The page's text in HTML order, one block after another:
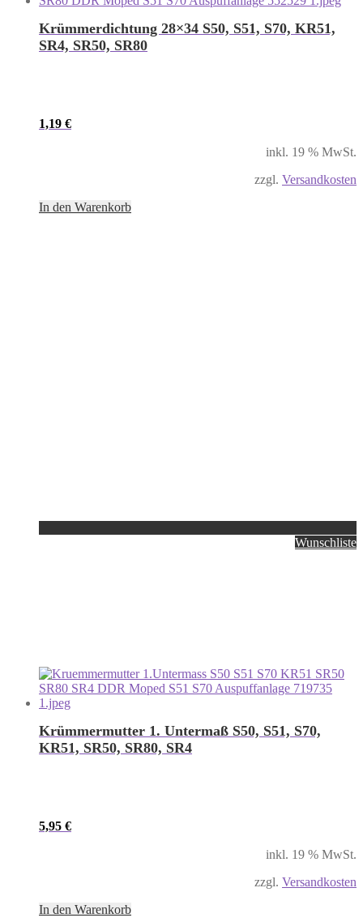
Krümmerdichtung 28×34 S50, S51, S70, KR51,
SR4, SR50, SR80
1,19 €
inkl. 19 % MwSt.
zzgl. Versandkosten
In den Warenkorb
Wunschliste
Krümmermutter 1. Untermaß S50, S51, S70,
KR51, SR50, SR80, SR4
5,95 €
inkl. 19 % MwSt.
zzgl. Versandkosten
In den Warenkorb